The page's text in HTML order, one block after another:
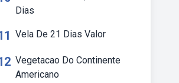
Dias
Vela De 21 Dias Valor
Vegetacao Do Continente
Americano